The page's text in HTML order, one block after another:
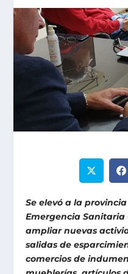
Se elevó a la
Emergencia Sanitaria
ampliar nuevas
salidas de
comercios de